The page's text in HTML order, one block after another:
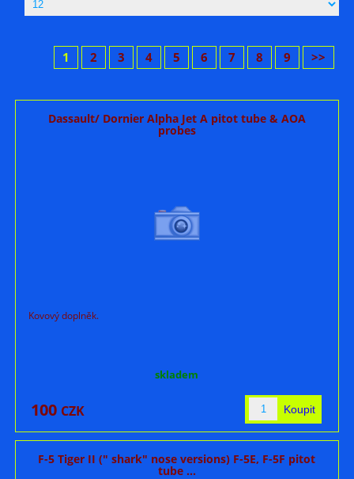
1 2 3 4 5 6 7 8 9 >>
Dassault/ Dornier Alpha Jet A pitot tube & AOA
probes
Kovový doplněk.
skladem
100 CZK
F-5 Tiger II (" shark" nose versions) F-5E, F-5F pitot
tube ...